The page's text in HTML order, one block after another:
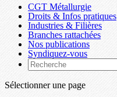
CGT Métallurgie
Droits & Infos pratiques
Industries & Filières
Branches rattachées
Nos publications
Syndiquez-vous
Sélectionner une page